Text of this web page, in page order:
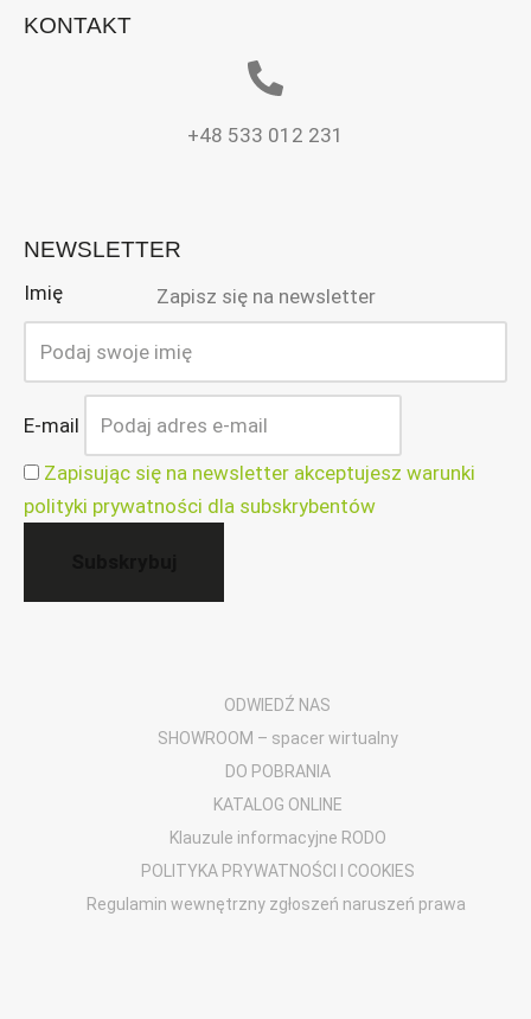
KONTAKT
+48 533 012 231
NEWSLETTER
Zapisz się na newsletter
Imię
E-mail
Zapisując się na newsletter akceptujesz warunki
polityki prywatności dla subskrybentów
ODWIEDŹ NAS
SHOWROOM – spacer wirtualny
DO POBRANIA
KATALOG ONLINE
Klauzule informacyjne RODO
POLITYKA PRYWATNOŚCI I COOKIES
Regulamin wewnętrzny zgłoszeń naruszeń prawa